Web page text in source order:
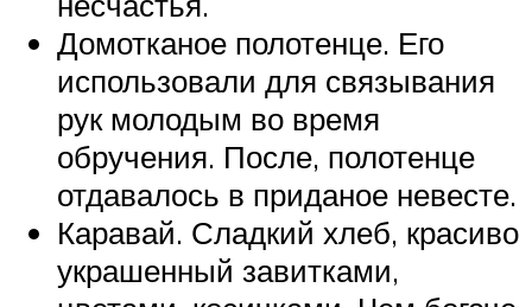
Домотканое полотенце. Его
использовали для связывания
рук молодым во время
обручения. После, полотенце
отдавалось в приданое невесте.
Каравай. Сладкий хлеб, красиво
украшенный завитками,